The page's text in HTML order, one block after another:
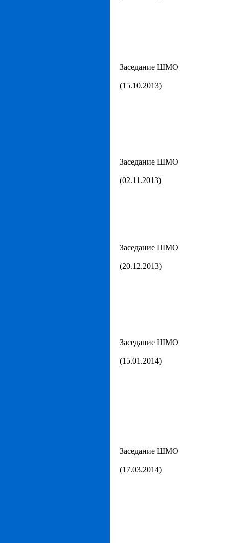
Заседание ШМО
(15.10.2013)
Заседание ШМО
(02.11.2013)
Заседание ШМО
(20.12.2013)
Заседание ШМО
(15.01.2014)
Заседание ШМО
(17.03.2014)